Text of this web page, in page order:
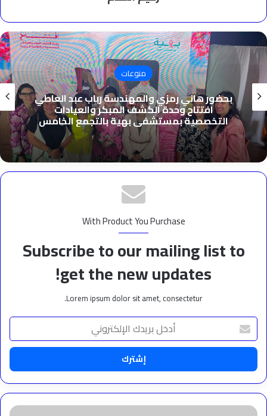
منوعات
بحضور هاني رمزي والمهندسة رباب عبد العاطي
افتتاح وحدة الكشف المبكر والعيادات
التخصصية بمستشفى بهية بالتجمع الخامس
With Product You Purchase
Subscribe to our mailing list to
get the new updates!
Lorem ipsum dolor sit amet, consectetur.
أدخل
بريدك
الإلكتروني
سحور